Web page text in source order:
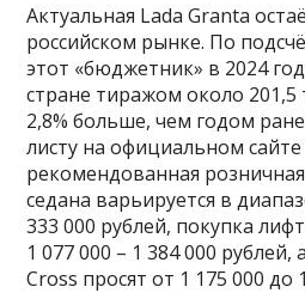
Актуальная Lada Granta
российском рынке. По
этот «бюджетник» в 2024
стране тиражом около 201,5
2,8% больше, чем годом
листу на официальном
рекомендованная
седана варьируется в
333 000 рублей, покупка
1 077 000 – 1 384 000 рублей,
Cross просят от 1 175 000 до